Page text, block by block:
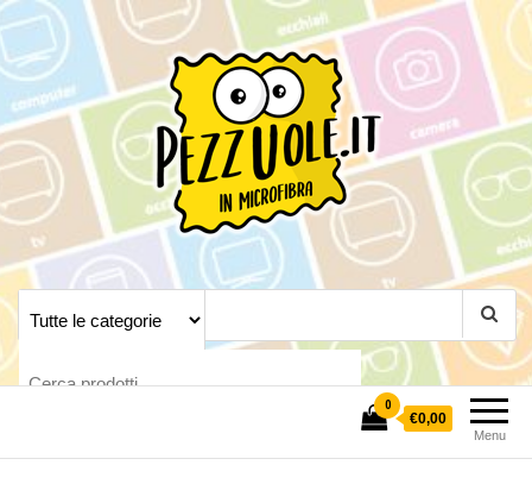
Pezzuole.it
Menu
0
€0,00